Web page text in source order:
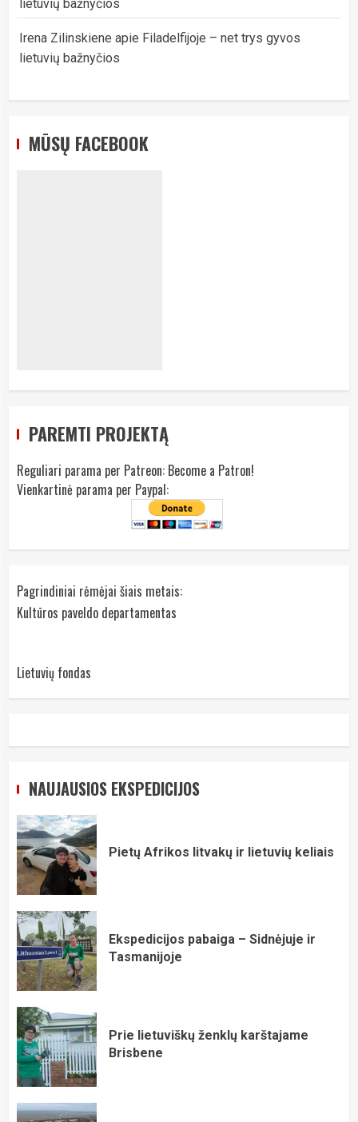
lietuvių bažnyčios
Irena Zilinskiene apie Filadelfijoje – net trys gyvos
lietuvių bažnyčios
MŪSŲ FACEBOOK
PAREMTI PROJEKTĄ
Reguliari parama per Patreon: Become a Patron!
Vienkartinė parama per Paypal:
Pagrindiniai rėmėjai šiais metais:
Kultūros paveldo departamentas
Lietuvių fondas
NAUJAUSIOS EKSPEDICIJOS
Pietų Afrikos litvakų ir lietuvių keliais
Ekspedicijos pabaiga – Sidnėjuje ir
Tasmanijoje
Prie lietuviškų ženklų karštajame
Brisbene